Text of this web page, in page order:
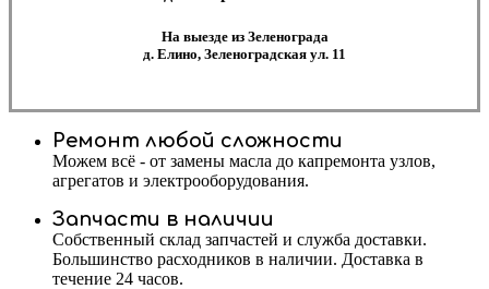
На выезде из Зеленограда
д. Елино, Зеленоградская ул. 11
Ремонт любой сложности
Можем всё - от замены масла до капремонта узлов,
агрегатов и электрооборудования.
Запчасти в наличии
Собственный склад запчастей и служба доставки.
Большинство расходников в наличии. Доставка в
течение 24 часов.